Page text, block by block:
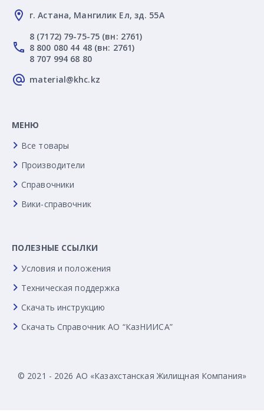
г. Астана, Мангилик Ел, зд. 55А
8 (7172) 79-75-75 (вн: 2761)
8 800 080 44 48 (вн: 2761)
8 707 994 68 80
material@khc.kz
МЕНЮ
Все товары
Производители
Справочники
Вики-справочник
ПОЛЕЗНЫЕ ССЫЛКИ
Условия и положения
Техническая поддержка
Скачать инструкцию
Скачать Справочник АО “КазНИИСА”
© 2021 - 2026 АО «Казахстанская Жилищная Компания»